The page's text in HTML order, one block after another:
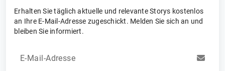
Erhalten Sie täglich aktuelle und relevante Storys kostenlos
an Ihre E-Mail-Adresse zugeschickt. Melden Sie sich an und
bleiben Sie informiert.
E-Mail-Adresse